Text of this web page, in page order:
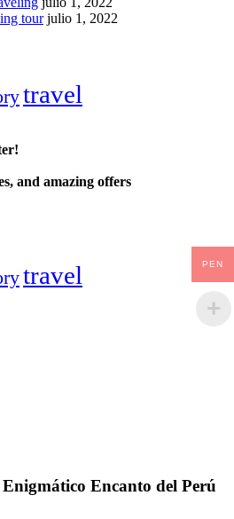
tour julio 1, 2022
travel
and amazing offers
travel
Encanto del Perú
PEN